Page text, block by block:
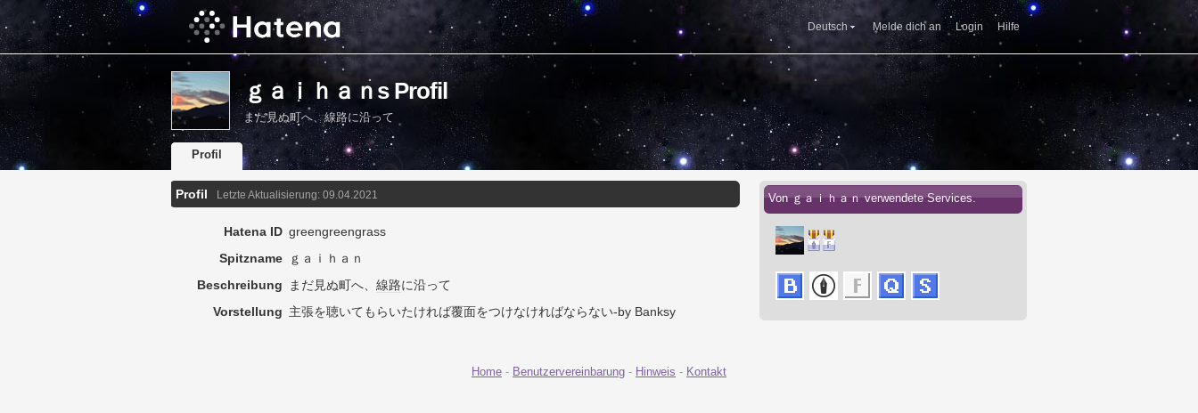
Deutsch Melde dich an Login Hilfe
ｇａｉｈａｎs Profil
まだ見ぬ町へ、線路に沿って
Profil
Profil Letzte Aktualisierung: 09.04.2021
Hatena ID greengreengrass
Spitzname
ｇａｉｈａｎ
Beschreibung
まだ見ぬ町へ、 線路に沿って
Vorstellung 主張を聴いてもらいたければ覆面をつけなければならない-by Banksy
Von ｇａｉｈａｎ verwendete Services.
Home - Benutzervereinbarung - Hinweis - Kontakt